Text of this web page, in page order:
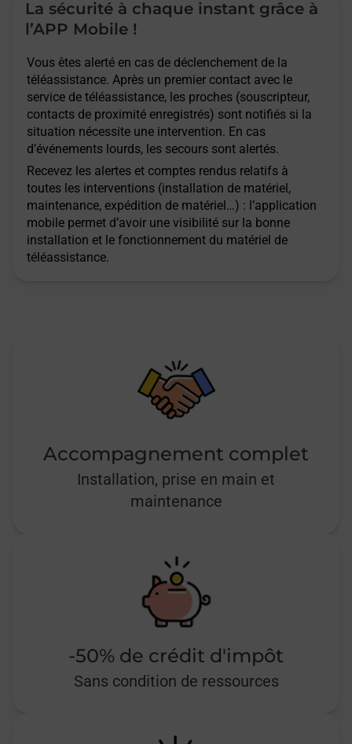
La sécurité à chaque instant grâce à
l’APP Mobile !
Vous êtes alerté en cas de déclenchement de la
téléassistance. Après un premier contact avec le
service de téléassistance, les proches (souscripteur,
contacts de proximité enregistrés) sont notifiés si la
situation nécessite une intervention. En cas
d’événements lourds, les secours sont alertés.
Recevez les alertes et comptes rendus relatifs à
toutes les interventions (installation de matériel,
maintenance, expédition de matériel…) : l’application
mobile permet d’avoir une visibilité sur la bonne
installation et le fonctionnement du matériel de
téléassistance.
Accompagnement complet
Installation, prise en main et
maintenance
-50% de crédit d'impôt
Sans condition de ressources